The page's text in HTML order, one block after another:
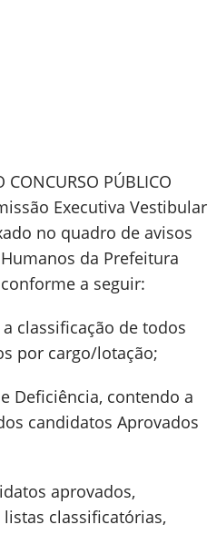
CONCURSO PÚBLICO
Executiva Vestibular
no quadro de avisos
da Prefeitura
a seguir:
classificação de todos
por cargo/lotação;
Deficiência, contendo a
candidatos Aprovados
aprovados,
classificatórias,